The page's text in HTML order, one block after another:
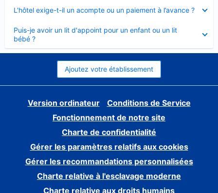
L’hôtel exige-t-il un acompte ou un paiement à l’avance ?
fermé
Puis-je avoir un lit d'appoint pour un enfant ou un lit
bébé ?
fermé
Ajoutez votre établissement
Version ordinateur
Conditions de Service
Fonctionnement de notre site
Charte de confidentialité
Gérer les paramètres relatifs aux cookies
Gérer les recommandations personnalisées
Charte relative à l'esclavage moderne
Charte relative aux droits humains